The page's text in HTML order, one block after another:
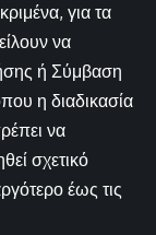
για τα
να
ή Σύμβαση
η διαδικασία
να
σχετικό
έως τις